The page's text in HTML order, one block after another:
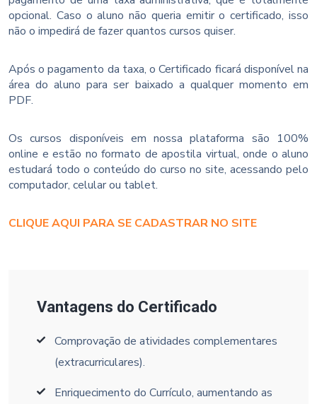
opcional. Caso o aluno não queria emitir o certificado, isso
não o impedirá de fazer quantos cursos quiser.
Após o pagamento da taxa, o Certificado ficará disponível na
área do aluno para ser baixado a qualquer momento em
PDF.
Os cursos disponíveis em nossa plataforma são 100%
online e estão no formato de apostila virtual, onde o aluno
estudará todo o conteúdo do curso no site, acessando pelo
computador, celular ou tablet.
CLIQUE AQUI PARA SE CADASTRAR NO SITE
Vantagens do Certificado
Comprovação de atividades complementares
(extracurriculares).
Enriquecimento do Currículo, aumentando as